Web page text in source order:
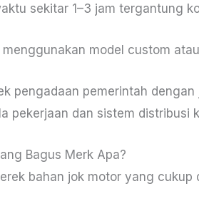
sekitar 1–3 jam tergantung
model custom
pengadaan pemerintah
pekerjaan dan sistem distribusi
Bagus Merk Apa?
bahan jok motor yang